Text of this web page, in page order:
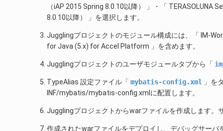
（iAP 2015 Spring 8.0.10以降） 」・「
8.0.10以降） 」を選択します。
Jugglingプロジェクトのモジュール構成には、「 IM-
for Java (5.x) for Accel Platform 」を含めます。
Jugglingプロジェクトのユーザモジュールタブから「
TypeAlias 設定ファイル「 mybatis-config.xml
」を
INF/mybatis/mybatis-config.xmlに配置します。
Jugglingプロジェクトからwarファイルを作成します。
作成されたwarファイルをデプロイし、デバッグサーバ